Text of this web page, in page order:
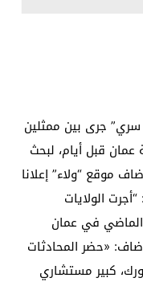
جرى بين ممثلين
قبل أيام، لبحث
موقع “ولاء” إعلانا
الولايات
الماضي في عمان
«حضر المحادثات
كبير مستشاري